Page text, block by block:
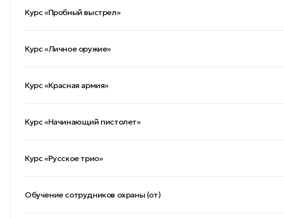
Курс «Пробный выстрел»
Курс «Личное оружие»
Курс «Красная армия»
Курс «Начинающий пистолет»
Курс «Русское трио»
Обучение сотрудников охраны (от)